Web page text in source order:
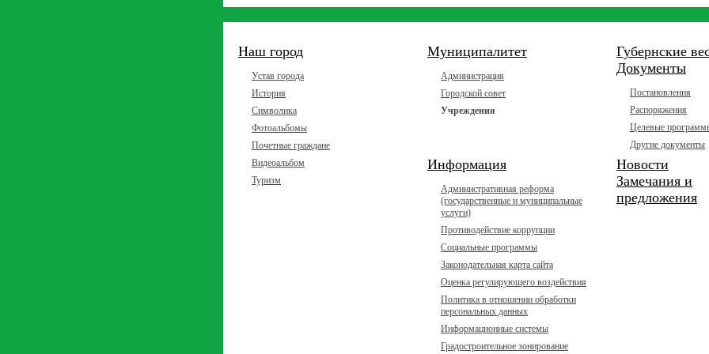
Наш город
Устав города
История
Символика
Фотоальбомы
Почетные граждане
Видеоальбом
Туризм
Муниципалитет
Администрация
Городской совет
Учреждения
Губернские
Документы
Постановления
Распоряжения
Целевые
Другие документы
Информация
Административная реформа
(государственные и муниципальные
услуги)
Противодействие коррупции
Социальные программы
Законодательная карта сайта
Оценка регулирующего воздействия
Политика в отношении обработки
персональных данных
Информационные системы
Градостроительное зонирование
Новости
Замечания и
предложения